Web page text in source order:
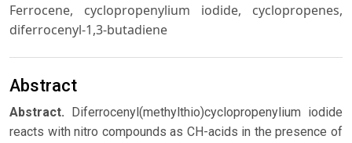
Ferrocene, cyclopropenylium iodide, cyclopropenes,
diferrocenyl-1,3-butadiene
Abstract
Abstract. Diferrocenyl(methylthio)cyclopropenylium iodide
reacts with nitro compounds as CH-acids in the presence of